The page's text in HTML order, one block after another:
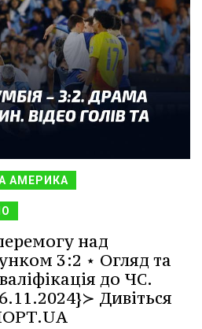
АМЕРИКА
над
3:2 ⋆ Огляд та
до ЧС.
Дивіться